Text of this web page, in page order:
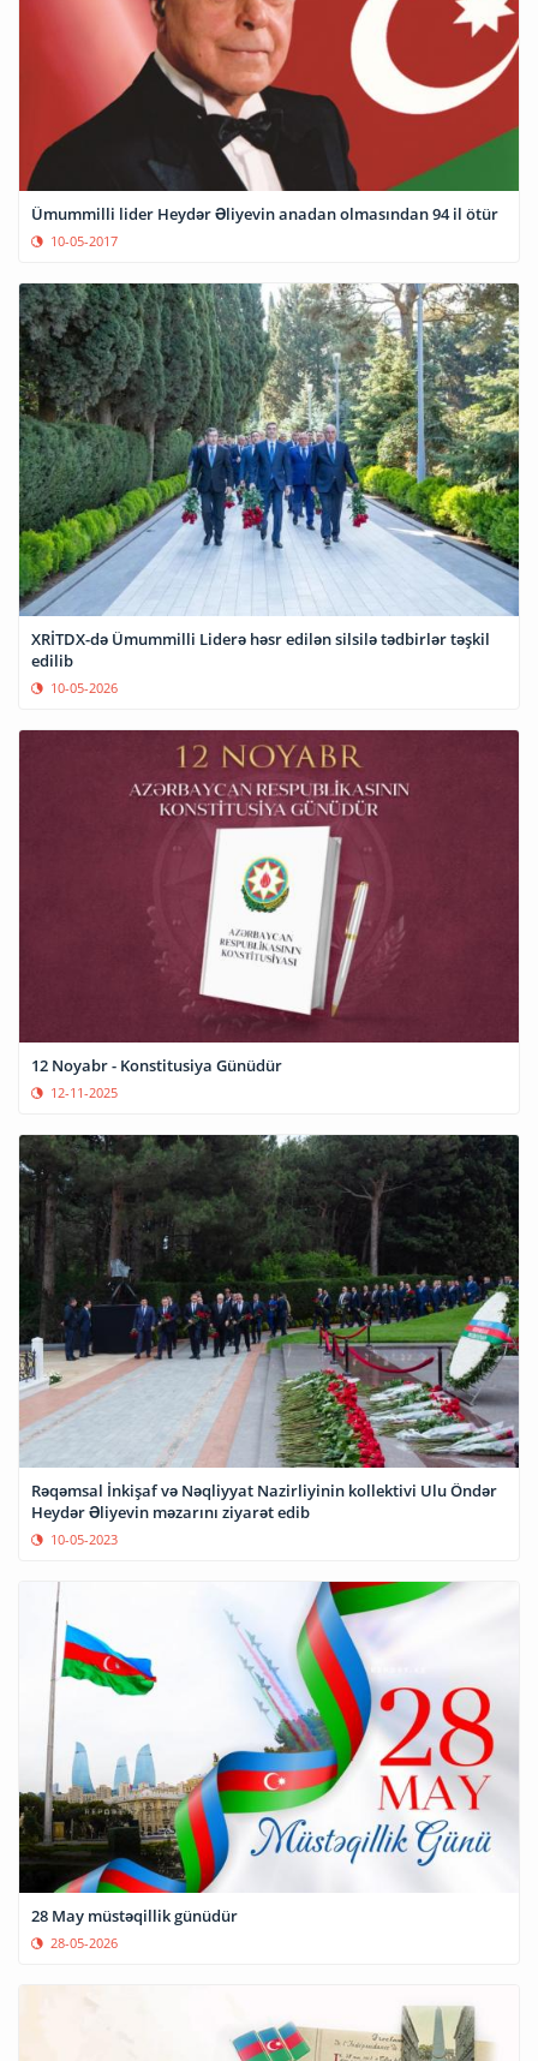
Ümummilli lider Heydər Əliyevin anadan olmasından 94 il ötür
10-05-2017
XRİTDX-də Ümummilli Liderə həsr edilən silsilə tədbirlər təşkil
edilib
10-05-2026
12 Noyabr - Konstitusiya Günüdür
12-11-2025
Rəqəmsal İnkişaf və Nəqliyyat Nazirliyinin kollektivi Ulu Öndər
Heydər Əliyevin məzarını ziyarət edib
10-05-2023
28 May müstəqillik günüdür
28-05-2026